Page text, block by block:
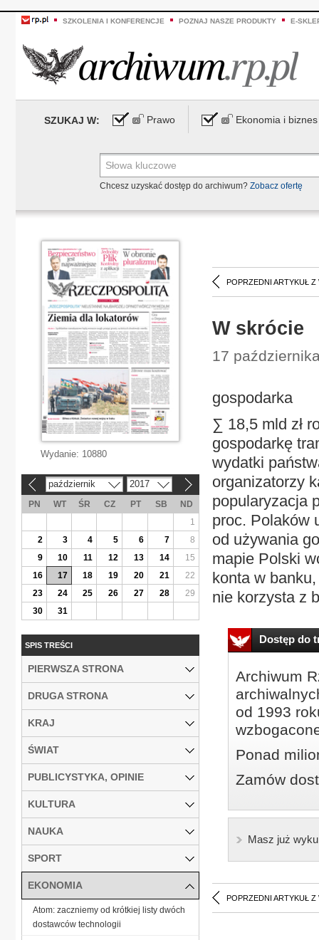
SZKOLENIA I KONFERENCJE POZNAJ NASZE PRODUKTY E-
SZUKAJ W: Prawo Ekonomia i biznes
Chcesz uzyskać dostęp do archiwum? Zobacz ofertę
POPRZEDNI ARTYKUŁ Z
W skrócie
17
gospodarka
∑ 18,5 mld zł
gospodarkę
wydatki
organizatorzy
popularyzacja
proc. Polaków
od używania
mapie Polski
konta w
nie korzysta z
Dostęp do
Archiwum
od 1993
Ponad
Zamów
Masz już
POPRZEDNI ARTYKUŁ Z
Wydanie: 10880
październik 2017
PN WT ŚR CZ PT SB
ND
1
2
3 4 5 6 7
8
9
10 11 12 13 14
15
16
17 18 19 20 21
22
23
24 25 26 27 28
29
30
31
SPIS TREŚCI
PIERWSZA STRONA
DRUGA STRONA
KRAJ
ŚWIAT
PUBLICYSTYKA, OPINIE
KULTURA
NAUKA
SPORT
EKONOMIA
Atom: zaczniemy od krótkiej listy dwóch
dostawców technologii